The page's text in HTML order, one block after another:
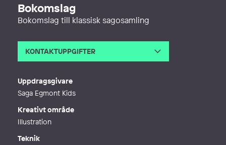
Bokomslag
Bokomslag till klassisk sagosamling
KONTAKTUPPGIFTER
Uppdragsgivare
Saga Egmont Kids
Kreativt område
Illustration
Teknik